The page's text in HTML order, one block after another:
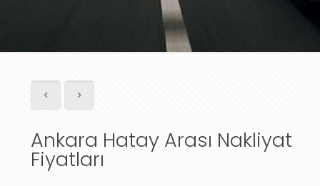
Ankara Hatay Arası Nakliyat
Fiyatları